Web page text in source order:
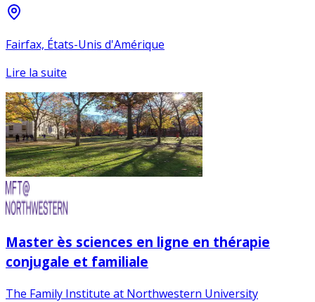
Fairfax, États-Unis d'Amérique
Lire la suite
Master ès sciences en ligne en thérapie
conjugale et familiale
The Family Institute at Northwestern University